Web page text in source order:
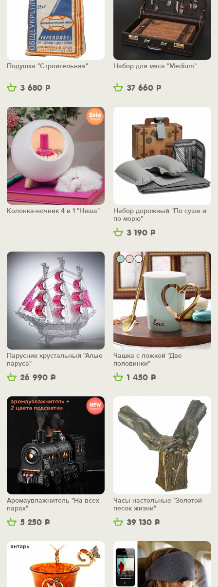
3 680 Р
Подушка "Строительная"
37 660 Р
Набор для мяса "Medium"
Колонка-ночник 4 в 1 "Няша"
3 190 Р
Набор дорожный "По суше и
по морю"
26 990 Р
Парусник хрустальный "Алые
паруса"
1 450 Р
Чашка с ложкой "Две
половинки"
5 250 Р
Аромаувлажнитель "На всех
парах"
39 130 Р
Часы настольные "Золотой
песок жизни"